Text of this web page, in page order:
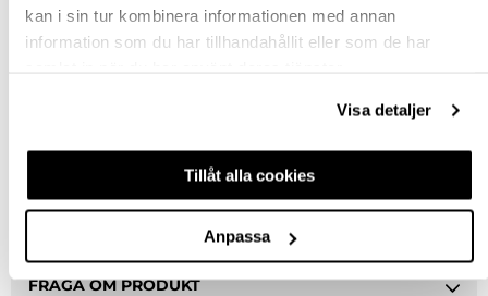
kan i sin tur kombinera informationen med annan
information som du har tillhandahållit eller som de har
Visa detaljer
Tillåt alla cookies
Anpassa
Snabba leveranser
BESKRIVNING & FILER
FRÅGA OM PRODUKT